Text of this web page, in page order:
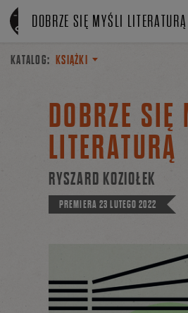
Linki do przejścia
DOBRZE SIĘ MYŚLI LITERATURĄ
KATALOG: KSIĄŻKI
DOBRZE SIĘ
LITERATURĄ
RYSZARD KOZIOŁEK
PREMIERA23 LUTEGO 2022